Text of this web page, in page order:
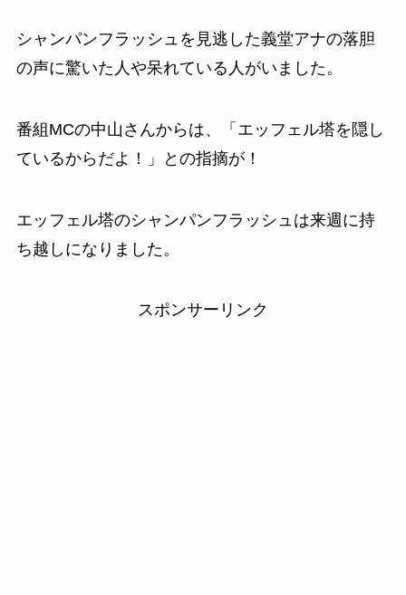
シャンパンフラッシュを見逃した義堂アナの落胆
の声に驚いた人や呆れている人がいました。
番組MCの中山さんからは、「エッフェル塔を隠し
ているからだよ！」との指摘が！
エッフェル塔のシャンパンフラッシュは来週に持
ち越しになりました。
スポンサーリンク